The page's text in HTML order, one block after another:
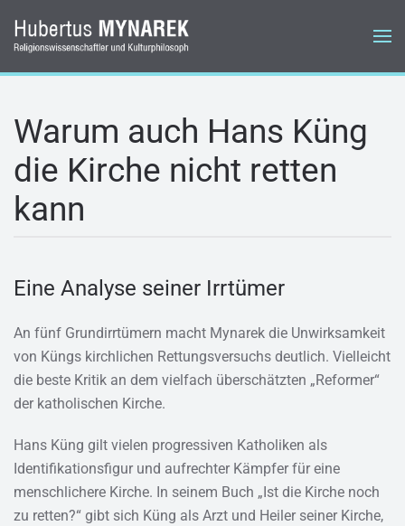
Zum Hauptinhalt springen
Warum auch Hans Küng
die Kirche nicht retten
kann
Eine Analyse seiner Irrtümer
An fünf Grundirrtümern macht Mynarek die Unwirksamkeit
von Küngs kirchlichen Rettungsversuchs deutlich. Vielleicht
die beste Kritik an dem vielfach überschätzten „Reformer“
der katholischen Kirche.
Hans Küng gilt vielen progressiven Katholiken als
Identifikationsfigur und aufrechter Kämpfer für eine
menschlichere Kirche. In seinem Buch „Ist die Kirche noch
zu retten?“ gibt sich Küng als Arzt und Heiler seiner Kirche,